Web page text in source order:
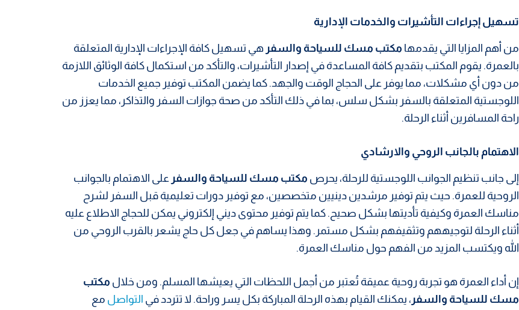
تسهيل إجراءات التأشيرات والخدمات الإدارية
من أهم المزايا التي يقدمها مكتب مسك للسياحة والسفر هي تسهيل كافة الإجراءات الإدارية المتعلقة
بالعمرة. يقوم المكتب بتقديم كافة المساعدة في إصدار التأشيرات، والتأكد من استكمال كافة الوثائق اللازمة
من دون أي مشكلات، مما يوفر على الحجاج الوقت والجهد. كما يضمن المكتب توفير جميع الخدمات
اللوجستية المتعلقة بالسفر بشكل سلس، بما في ذلك التأكد من صحة جوازات السفر والتذاكر، مما يعزز من
راحة المسافرين أثناء الرحلة.
الاهتمام بالجانب الروحي والارشادي
إلى جانب تنظيم الجوانب اللوجستية للرحلة، يحرص مكتب مسك للسياحة والسفر على الاهتمام بالجوانب
الروحية للعمرة. حيث يتم توفير مرشدين دينيين متخصصين، مع توفير دورات تعليمية قبل السفر لشرح
مناسك العمرة وكيفية تأديتها بشكل صحيح. كما يتم توفير محتوى ديني إلكتروني يمكن للحجاج الاطلاع عليه
أثناء الرحلة لتوجيههم وتثقيفهم بشكل مستمر. وهذا يساهم في جعل كل حاج يشعر بالقرب الروحي من
الله ويكتسب المزيد من الفهم حول مناسك العمرة.
إن أداء العمرة هو تجربة روحية عميقة تُعتبر من أجمل اللحظات التي يعيشها المسلم. ومن خلال مكتب
مسك للسياحة والسفر ، يمكنك القيام بهذه الرحلة المباركة بكل يسر وراحة. لا تتردد في التواصل مع